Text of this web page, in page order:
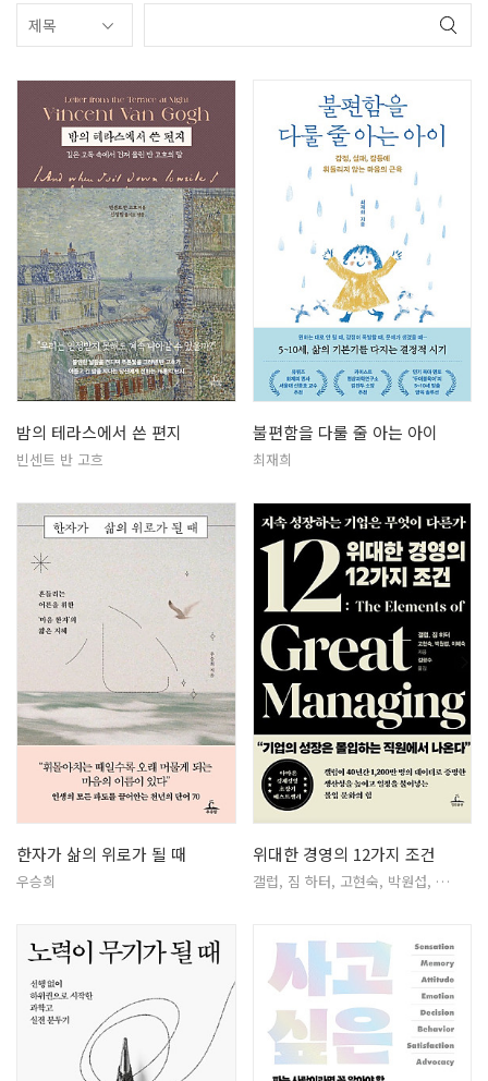
밤의 테라스에서 쓴 편지
빈센트 반 고흐
불편함을 다룰 줄 아는 아이
최재희
한자가 삶의 위로가 될 때
우승희
위대한 경영의 12가지 조건
갤럽, 짐 하터, 고현숙, 박원섭, …